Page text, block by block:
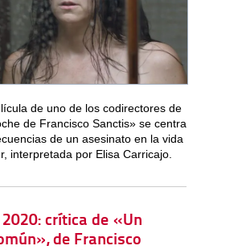
de uno de los codirectores de
de Francisco Sanctis» se centra
de un asesinato en la vida
interpretada por Elisa Carricajo.
crítica de «Un
de Francisco